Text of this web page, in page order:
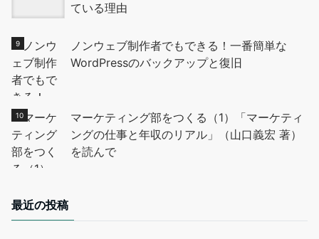
ている理由
ノンウェブ制作者でもできる！一番簡単な
WordPressのバックアップと復旧
マーケティング部をつくる（1）「マーケティ
ングの仕事と年収のリアル」（山口義宏 著）
を読んで
最近の投稿